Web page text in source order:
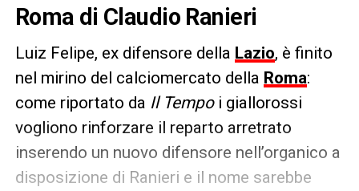
Roma di Claudio Ranieri
Luiz Felipe, ex difensore della Lazio, è finito
nel mirino del calciomercato della Roma:
come riportato da Il Tempoi giallorossi
vogliono rinforzare il reparto arretrato
inserendo un nuovo difensore nell’organico a
disposizione di Ranieri e il nome sarebbe